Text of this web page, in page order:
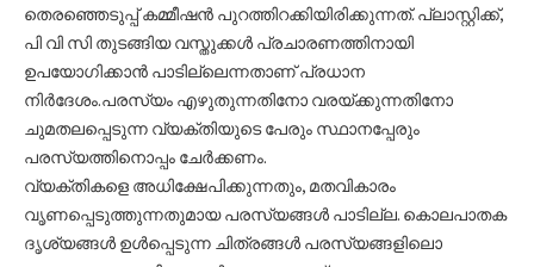
തെരഞ്ഞെടുപ്പ് കമ്മീഷന്‍ പുറത്തിറക്കിയിരിക്കുന്നത്. പ്ലാസ്റ്റിക്ക്,
പി വി സി തുടങ്ങിയ വസ്തുക്കള്‍ പ്രചാരണത്തിനായി
ഉപയോഗിക്കാന്‍ പാടില്ലെന്നതാണ് പ്രധാന
നിര്‍ദേശം.പരസ്യം എഴുതുന്നതിനോ വരയ്ക്കുന്നതിനോ
ചുമതലപ്പെടുന്ന വ്യക്തിയുടെ പേരും സ്ഥാനപ്പേരും
പരസ്യത്തിനൊപ്പം ചേര്‍ക്കണം.
വ്യക്തികളെ അധിക്ഷേപിക്കുന്നതും, മതവികാരം
വൃണപ്പെടുത്തുന്നതുമായ പരസ്യങ്ങള്‍ പാടില്ല. കൊലപാതക
ദൃശ്യങ്ങള്‍ ഉള്‍പ്പെടുന്ന ചിത്രങ്ങള്‍ പരസ്യങ്ങളിലൊ